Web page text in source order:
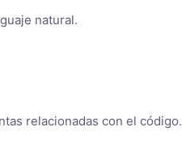
natural.
relacionadas con el código.